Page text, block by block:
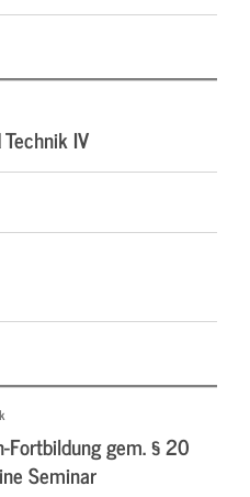
IV
gem. § 20
Seminar